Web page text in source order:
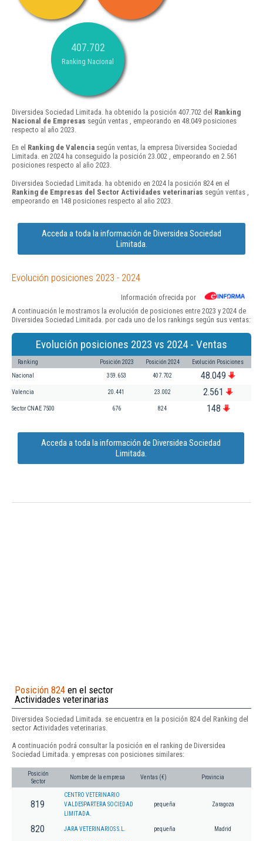
407.702
Ranking Nacional
Diversidea Sociedad Limitada. ha obtenido la posición 407.702 del Ranking
Nacional de Empresas según ventas , empeorando en 48.049 posiciones
respecto al año 2023.
En el Ranking de Valencia según ventas, la empresa Diversidea Sociedad
Limitada. en 2024 ha conseguido la posición 23.002 , empeorando en 2.561
posiciones respecto al año 2023.
Diversidea Sociedad Limitada. ha obtenido en 2024 la posición 824 en el
Ranking de Empresas del Sector Actividades veterinarias según ventas ,
empeorando en 148 posiciones respecto al año 2023.
Acceda a toda la información de Diversidea Sociedad
Limitada.
Evolución posiciones 2023 - 2024
Información ofrecida por
A continuación le mostramos la evolución de posiciones entre 2023 y 2024 de
Diversidea Sociedad Limitada. por cada uno de los rankings según sus ventas:
Evolución posiciones 2023 vs 2024 - Ventas
Ranking Posición 2023 Posición 2024 Evolución Posiciones
Nacional 359.653 407.702 48.049
Valencia 20.441 23.002 2.561
Sector CNAE 7500 676 824 148
Acceda a toda la información de Diversidea Sociedad
Limitada.
Posición 824 en el sector
Actividades veterinarias
Diversidea Sociedad Limitada. se encuentra en la posición 824 del Ranking del
sector Actividades veterinarias.
A continuación podrá consultar la posición en el ranking de Diversidea
Sociedad Limitada. y empresas con posiciones similares:
Posición
Sector
Nombre de la empresa Ventas (€) Provincia
819
CENTRO VETERINARIO
VALDESPARTERA SOCIEDAD
LIMITADA.
pequeña Zaragoza
820 JARA VETERINARIOS S.L. pequeña Madrid